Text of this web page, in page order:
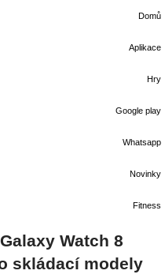
Domů
Aplikace
Hry
Google play
Whatsapp
Novinky
Fitness
Watch 8
skládací modely